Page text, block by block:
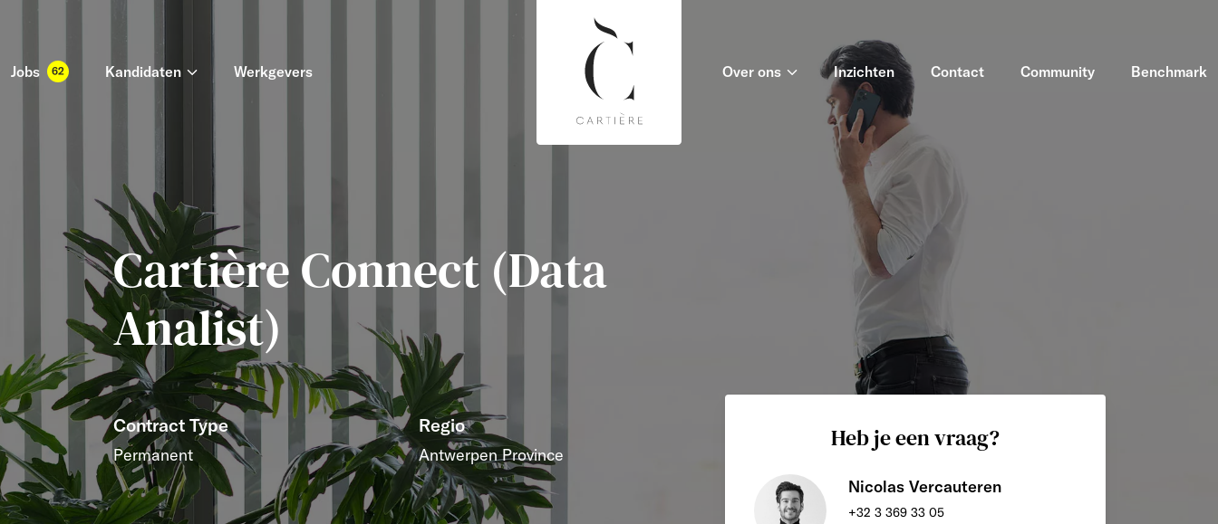
Jobs 62 Kandidaten Werkgevers Over ons Inzichten Contact Community Benchmark
Cartière Connect (Data
Analist)
Contract Type
Permanent
Regio
Antwerpen Province
Heb je een vraag?
Nicolas Vercauteren
+32 3 369 33 05